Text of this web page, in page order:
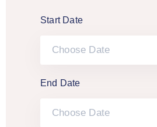
Start Date
End Date